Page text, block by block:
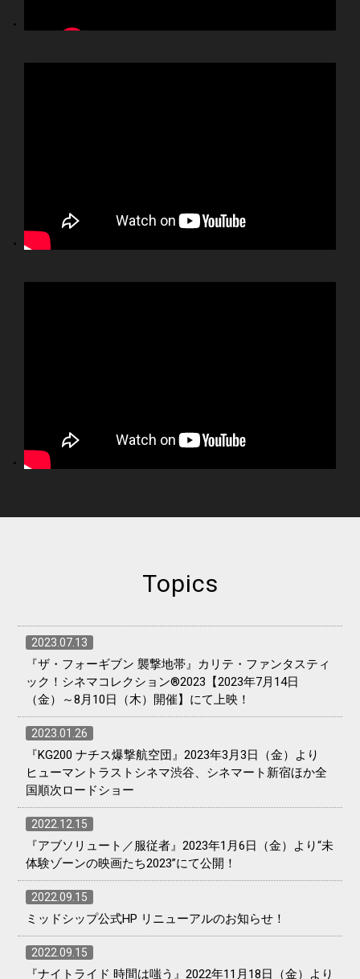
Topics
2023.07.13
『ザ・フォーギブン 襲撃地帯』カリテ・ファンタスティ
ック！シネマコレクション®2023【2023年7月14日
（金）～8月10日（木）開催】にて上映！
2023.01.26
『KG200 ナチス爆撃航空団』2023年3月3日（金）より
ヒューマントラストシネマ渋谷、シネマート新宿ほか全
国順次ロードショー
2022.12.15
『アブソリュート／服従者』2023年1月6日（金）より“未
体験ゾーンの映画たち2023”にて公開！
2022.09.15
ミッドシップ公式HP リニューアルのお知らせ！
2022.09.15
『ナイトライド 時間は嗤う』2022年11月18日（金）より